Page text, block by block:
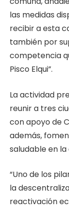
las medidas
recibir a esta
también por
competencia
Pisco Elqui”.
La actividad
reunir a tres
con apoyo de
además,
saludable en
“Uno de los
la
reactivación